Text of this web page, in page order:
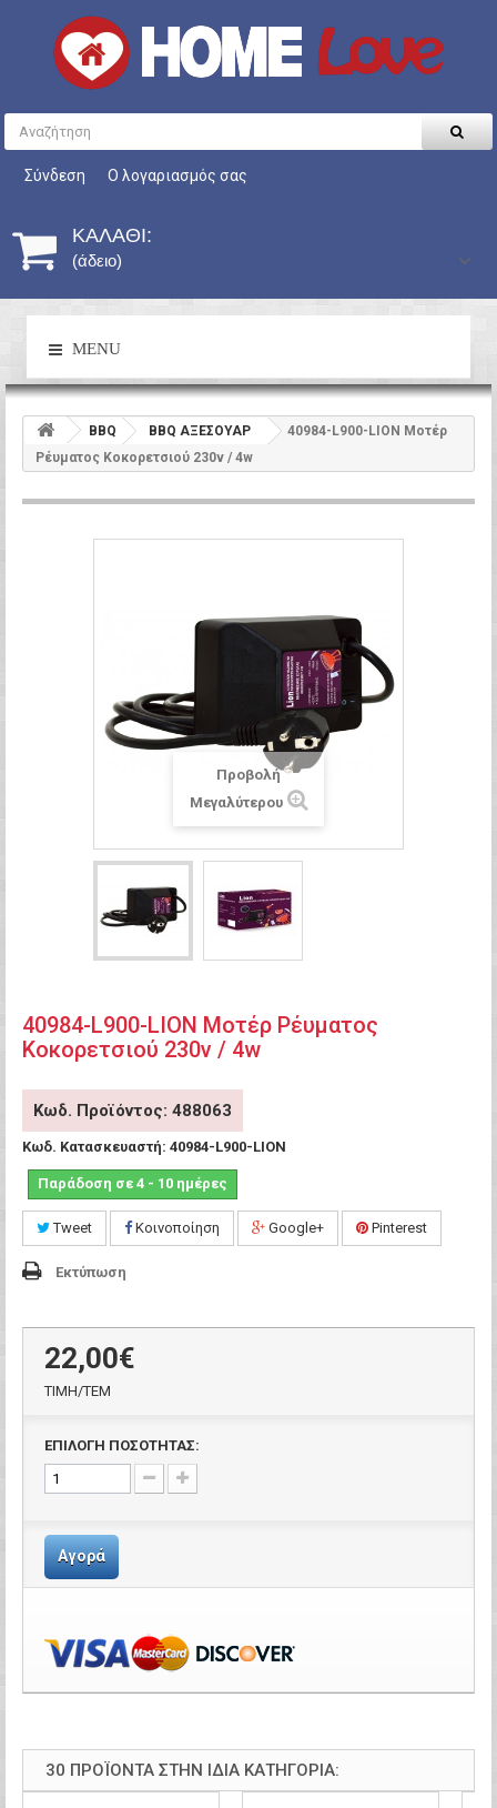
Σύνδεση Ο λογαριασμός σας
ΚΑΛΆΘΙ:
(άδειο)
MENU
BBQ BBQ ΑΞΕΣΟΥΑΡ
40984-L900-LION Μοτέρ
Ρέυματος Κοκορετσιού 230v / 4w
Προβολή
Μεγαλύτερου
40984-L900-LION Μοτέρ Ρέυματος
Κοκορετσιού 230v / 4w
Κωδ. Προϊόντος: 488063
Κωδ. Κατασκευαστή: 40984-L900-LION
Παράδοση σε 4 - 10 ημέρες
Tweet Κοινοποίηση Google+ Pinterest
Εκτύπωση
22,00€
ΤΙΜH/ΤΕΜ
ΕΠΙΛΟΓΗ ΠΟΣΟΤΗΤΑΣ:
Αγορά
30 ΠΡΟΪΌΝΤΑ ΣΤΗΝ ΊΔΙΑ ΚΑΤΗΓΟΡΊΑ: